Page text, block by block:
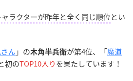
ラクターが昨年と全く同じ順位とい
ん 」の木角半兵衛が第4位、「魔道
初のTOP10入りを果たしています！